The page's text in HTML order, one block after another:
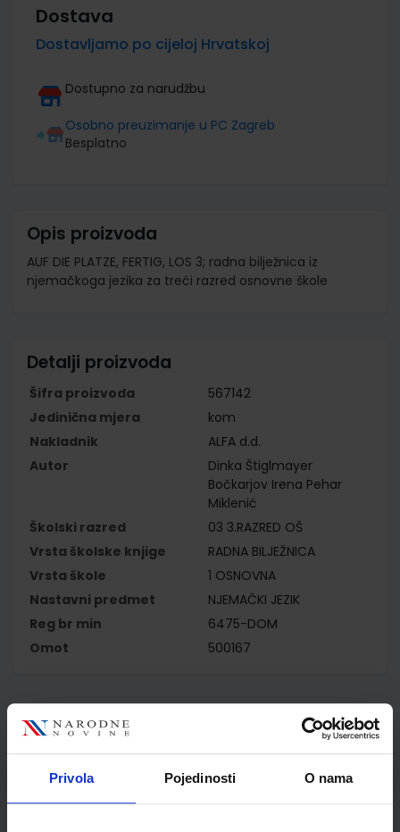
Privola Pojedinosti O nama
Dostava
Dostavljamo po cijeloj Hrvatskoj
Dostupno za narudžbu
Osobno preuzimanje u PC Zagreb
Besplatno
Opis proizvoda
AUF DIE PLATZE, FERTIG, LOS 3; radna bilježnica iz
njemačkoga jezika za treći razred osnovne škole
Detalji proizvoda
Šifra proizvoda
567142
Jedinična mjera
kom
Nakladnik
ALFA d.d.
Autor
Dinka Štiglmayer
Bočkarjov Irena Pehar
Miklenić
Školski razred
03 3.RAZRED OŠ
Vrsta školske knjige
RADNA BILJEŽNICA
Vrsta škole
1 OSNOVNA
Nastavni predmet
NJEMAČKI JEZIK
Reg br min
6475-DOM
Omot
500167
Kupci najčešće biraju..